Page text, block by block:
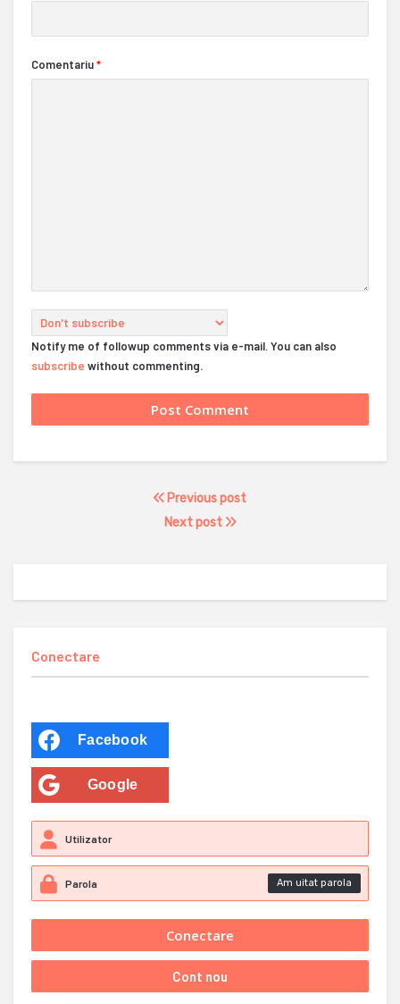
Comentariu*
Notify me of followup comments via e-mail. You can also
subscribe without commenting.
Previous post
Next post
Conectare
Facebook
Google
Am uitat parola